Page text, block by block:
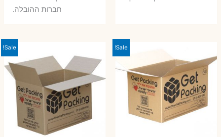
חברות ההובלה.
Sale!
Sale!